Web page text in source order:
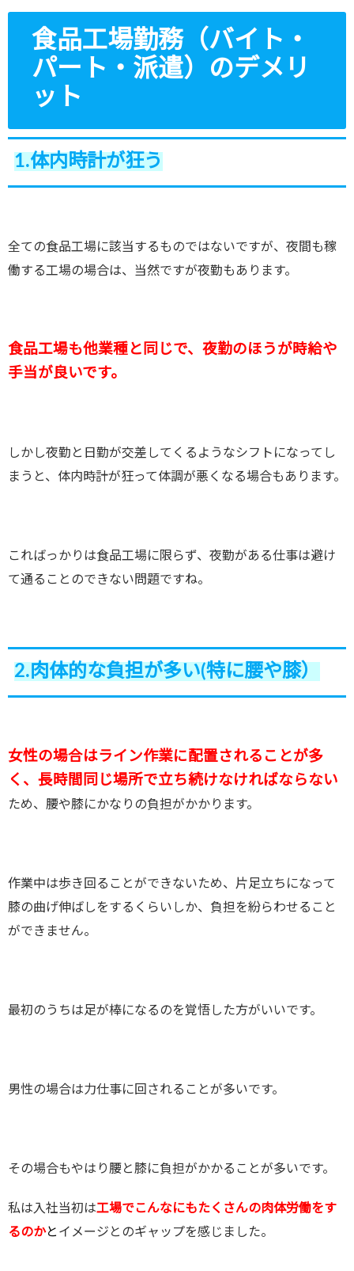
食品工場勤務（バイト・
パート・派遣）のデメリ
ット
1.体内時計が狂う
全ての食品工場に該当するものではないですが、夜間も稼
働する工場の場合は、当然ですが夜勤もあります。
食品工場も他業種と同じで、夜勤のほうが時給や
手当が良いです。
しかし夜勤と日勤が交差してくるようなシフトになってし
まうと、体内時計が狂って体調が悪くなる場合もあります。
こればっかりは食品工場に限らず、夜勤がある仕事は避け
て通ることのできない問題ですね。
2.肉体的な負担が多い(特に腰や膝）
女性の場合はライン作業に配置されることが多
く、長時間同じ場所で立ち続けなければならない
ため、腰や膝にかなりの負担がかかります。
作業中は歩き回ることができないため、片足立ちになって
膝の曲げ伸ばしをするくらいしか、負担を紛らわせること
ができません。
最初のうちは足が棒になるのを覚悟した方がいいです。
男性の場合は力仕事に回されることが多いです。
その場合もやはり腰と膝に負担がかかることが多いです。
私は入社当初は工場でこんなにもたくさんの肉体労働をす
るのかと イメージとのギャップを感じました。